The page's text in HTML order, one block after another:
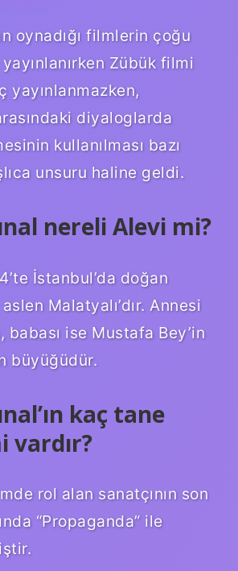
oynadığı filmlerin çoğu
Zübük filmi
yayınlanmazken,
diyaloglarda
kullanılması bazı
unsuru haline geldi.
nereli Alevi mi?
İstanbul’da doğan
Malatyalı’dır. Annesi
babası ise Mustafa Bey’in
büyüğüdür.
kaç tane
vardır?
rol alan sanatçının son
“Propaganda” ile